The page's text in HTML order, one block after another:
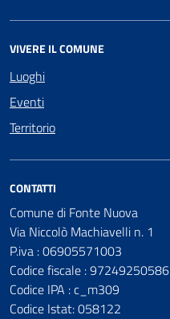
VIVERE IL COMUNE
Luoghi
Eventi
Territorio
CONTATTI
Comune di Fonte Nuova
Via Niccolò Machiavelli n. 1
P.iva : 06905571003
Codice fiscale : 97249250586
Codice IPA : c_m309
Codice Istat: 058122